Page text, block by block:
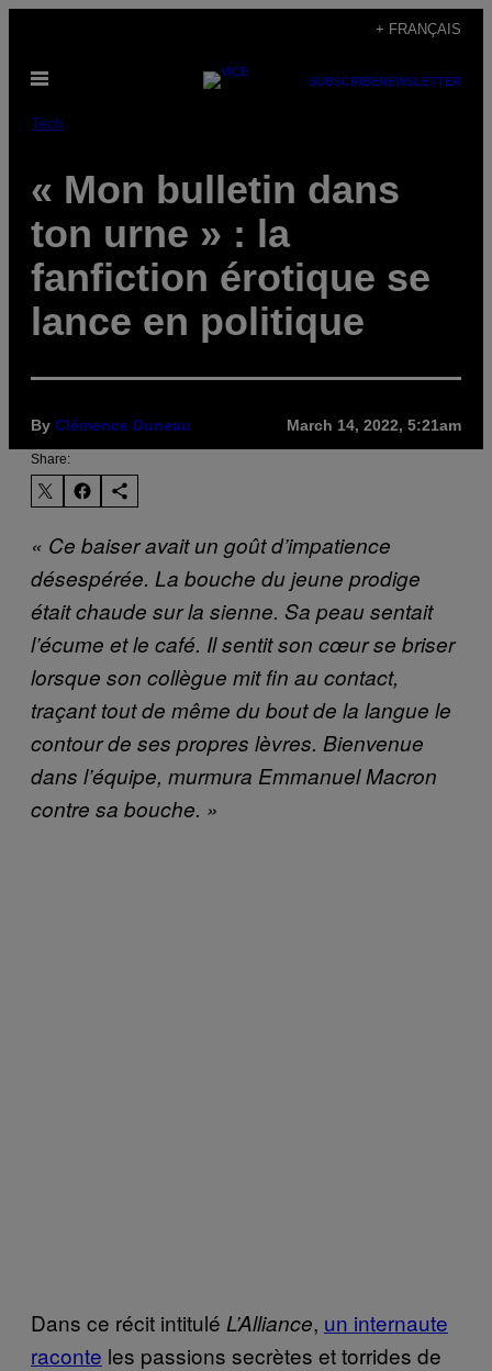
content
+ FRANÇAIS
Open
SUBSCRIBENEWSLETTER
Tech
« Mon bulletin dans
ton urne » : la
fanfiction érotique se
lance en politique
By Clémence Duneau March 14, 2022, 5:21am
Share:
« Ce baiser avait un goût d’impatience
désespérée. La bouche du jeune prodige
était chaude sur la sienne. Sa peau sentait
l’écume et le café. Il sentit son cœur se briser
lorsque son collègue mit fin au contact,
traçant tout de même du bout de la langue le
contour de ses propres lèvres. Bienvenue
dans l’équipe, murmura Emmanuel Macron
contre sa bouche. »
Dans ce récit intitulé L’Alliance, un internaute
raconte les passions secrètes et torrides de